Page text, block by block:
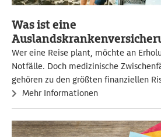
Was ist eine
Wer eine Reise plant, möchte an
Notfälle. Doch medizinische
gehören zu den größten finanziellen
Mehr Informationen